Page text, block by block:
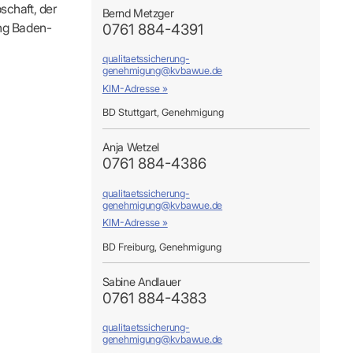
finden
FÜR IHRE PATIENTEN
MedCall – Infos für Mitglieder
Arzt-Patienten-Forum Bestellung
Gesundheitstage
KOSA – Beratungsstelle zur Selbsthilfe
Patienteninformationen
Adressen & Zeiten
Ansprechpartner
Unsere Termine
Feedbackmanagement
AUSSCHREIBUNGEN
der
Baden-
Bernd Metzger
0761 884-4391
qualitaetssicherung-
genehmigung@kvbawue.de
KIM-Adresse »
BD Stuttgart, Genehmigung
Anja Wetzel
0761 884-4386
qualitaetssicherung-
genehmigung@kvbawue.de
KIM-Adresse »
BD Freiburg, Genehmigung
Sabine Andlauer
0761 884-4383
qualitaetssicherung-
genehmigung@kvbawue.de